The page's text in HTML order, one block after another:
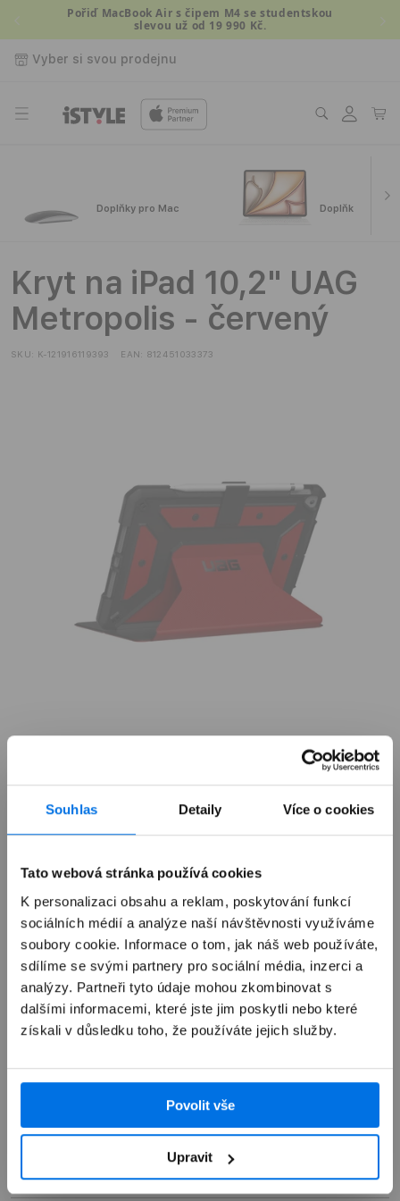
Souhlas Detaily Více o cookies
Tato webová stránka používá cookies
K personalizaci obsahu a reklam, poskytování funkcí
sociálních médií a analýze naší návštěvnosti využíváme
soubory cookie. Informace o tom, jak náš web používáte,
sdílíme se svými partnery pro sociální média, inzerci a
analýzy. Partneři tyto údaje mohou zkombinovat s
dalšími informacemi, které jste jim poskytli nebo které
získali v důsledku toho, že používáte jejich služby.
Povolit vše
Upravit
Přejít kPořiď MacBook Air s čipem M4 se studentskou
slevou už od 19 990 Kč.
Vyber si svou prodejnu
Přihlásit
se
Košík
Doplňky pro Mac Doplňky pro
Kryt na iPad 10,2" UAG
Metropolis - červený
SKU: K-121916119393 EAN: 812451033373
Již není v prodeji
Autorizovaný servis Apple
Možnosti doručení
Kryt na iPad UAG Metropolis